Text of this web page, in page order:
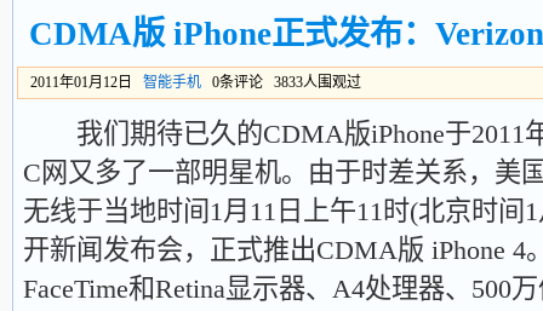
CDMA版 iPhone正式发布：
2011年01月12日 智能手机 0条评论 3833人围观过
我们期待已久的CDMA版iPhone于2011
C网又多了一部明星机。由于时差关系，美
无线于当地时间1月11日上午11时(北京时间
开新闻发布会，正式推出CDMA版 iPhone 4
FaceTime和Retina显示器、A4处理器、500